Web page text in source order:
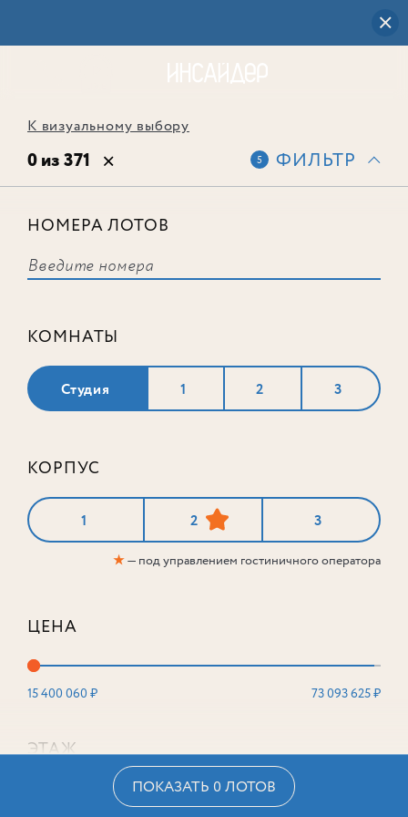
К визуальному выбору
0 из 371 5 ФИЛЬТР
НОМЕРА ЛОТОВ
КОМНАТЫ
Студия 1 2 3
КОРПУС
1 2 3
★— под управлением гостиничного оператора
ЦЕНА
15 400 060 ₽ 73 093 625 ₽
ЭТАЖ
ПОКАЗАТЬ 0 ЛОТОВ
соответствует ни одного лота